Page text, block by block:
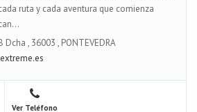
ruta y cada aventura que comienza
Dcha , 36003 , PONTEVEDRA
Ver Teléfono